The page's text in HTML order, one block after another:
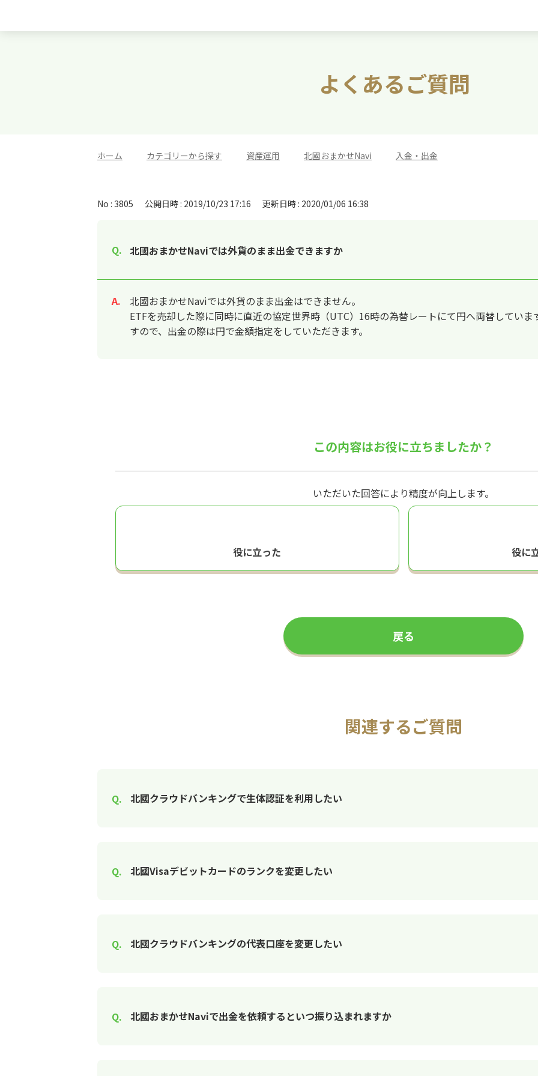
よくあるご質問
ホーム カテゴリーから探す 資産運用 北國おまかせNavi 入金・出金
No : 3805 公開日時 : 2019/10/23 17:16 更新日時 : 2020/01/06 16:38
北國おまかせNaviでは外貨のまま出金できますか
回答
北國おまかせNaviでは外貨のまま出金はできません。
ETFを売却した際に同時に直近の協定世界時（UTC）16時の為替レートにて円へ両替してい
すので、出金の際は円で金額指定をしていただきます。
この内容はお役に立ちましたか？
いただいた回答により精度が向上します。
役に立った 役に
戻る
関連するご質問
北國クラウドバンキングで生体認証を利用したい
北國Visaデビットカードのランクを変更したい
北國クラウドバンキングの代表口座を変更したい
北國おまかせNaviで出金を依頼するといつ振り込まれますか